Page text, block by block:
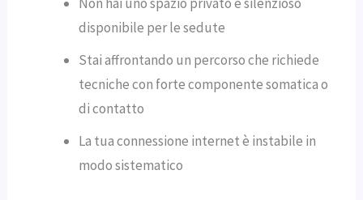
disponibile per le sedute
Stai affrontando un percorso che richiede
tecniche con forte componente somatica o
di contatto
La tua connessione internet è instabile in
modo sistematico